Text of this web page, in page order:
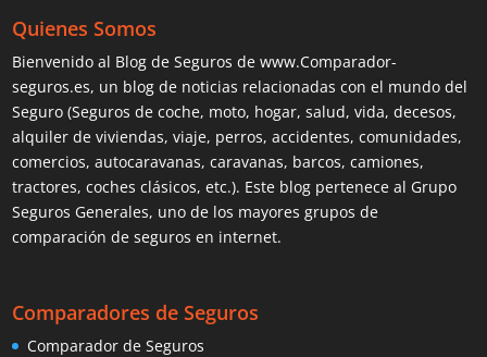
Quienes Somos
Bienvenido al Blog de Seguros de www.Comparador-
seguros.es, un blog de noticias relacionadas con el mundo del
Seguro (Seguros de coche, moto, hogar, salud, vida, decesos,
alquiler de viviendas, viaje, perros, accidentes, comunidades,
comercios, autocaravanas, caravanas, barcos, camiones,
tractores, coches clásicos, etc.). Este blog pertenece al Grupo
Seguros Generales, uno de los mayores grupos de
comparación de seguros en internet.
Comparadores de Seguros
Comparador de Seguros